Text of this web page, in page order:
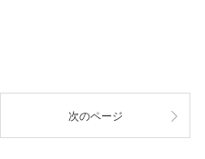
次のページ